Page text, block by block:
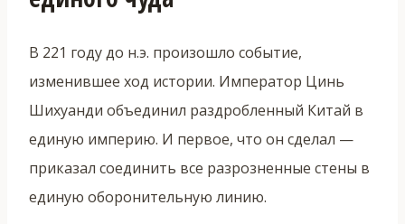
В 221 году до н.э. произошло событие,
изменившее ход истории. Император Цинь
Шихуанди объединил раздробленный Китай в
единую империю. И первое, что он сделал —
приказал соединить все разрозненные стены в
единую оборонительную линию.